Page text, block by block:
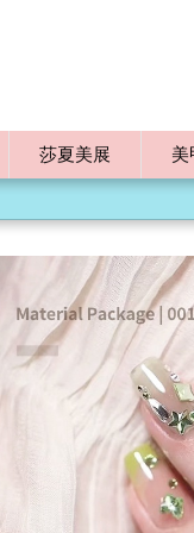
莎夏美展 美